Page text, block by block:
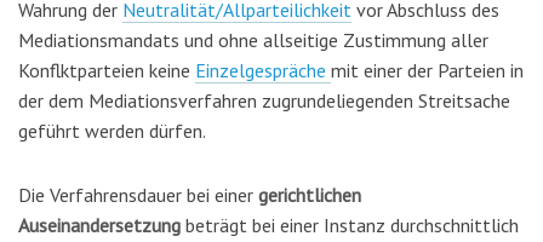
Wahrung der Neutralität/Allparteilichkeit vor Abschluss des
Mediationsmandats und ohne allseitige Zustimmung aller
Konflktparteien keine Einzelgespräche mit einer der Parteien in
der dem Mediationsverfahren zugrundeliegenden Streitsache
geführt werden dürfen.
Die Verfahrensdauer bei einer gerichtlichen
Auseinandersetzung beträgt bei einer Instanz durchschnittlich